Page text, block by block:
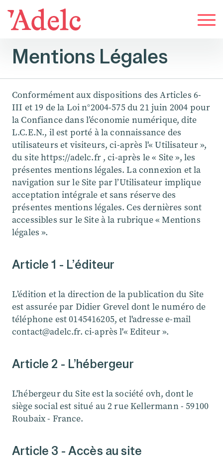
Mentions Légales
Conformément aux dispositions des Articles 6-
III et 19 de la Loi n°2004-575 du 21 juin 2004 pour
la Confiance dans l’économie numérique, dite
L.C.E.N., il est porté à la connaissance des
utilisateurs et visiteurs, ci-après l'« Utilisateur »,
du site https://adelc.fr , ci-après le « Site », les
présentes mentions légales. La connexion et la
navigation sur le Site par l’Utilisateur implique
acceptation intégrale et sans réserve des
présentes mentions légales. Ces dernières sont
accessibles sur le Site à la rubrique « Mentions
légales ».
Article 1 - L’éditeur
L’édition et la direction de la publication du Site
est assurée par Didier Grevel dont le numéro de
téléphone est 0145416205, et l'adresse e-mail
contact@adelc.fr. ci-après l'« Editeur ».
Article 2 - L’hébergeur
L'hébergeur du Site est la société ovh, dont le
siège social est situé au 2 rue Kellermann - 59100
Roubaix - France.
Article 3 - Accès au site